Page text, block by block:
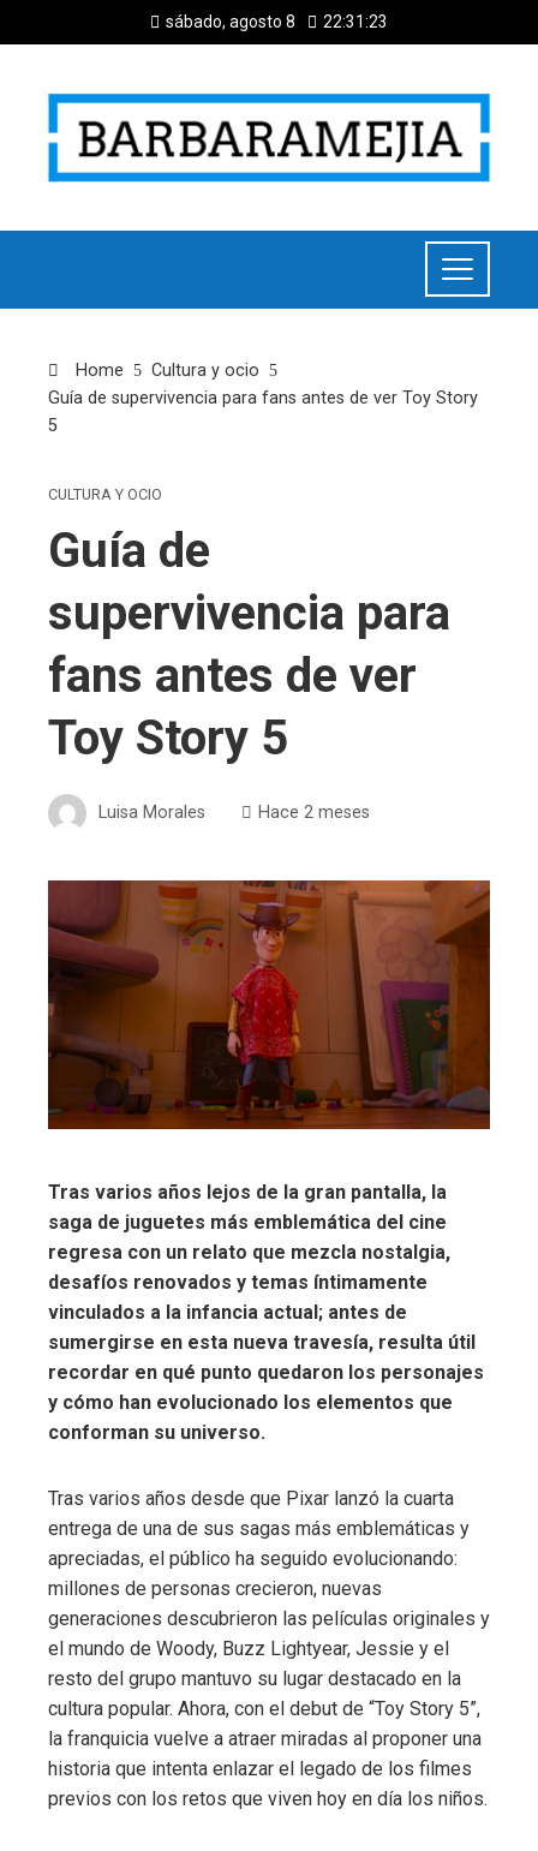
sábado, agosto 8 22:31:24
Home
Cultura y ocio
Guía de supervivencia para fans antes de ver Toy Story
5
CULTURA Y OCIO
Guía de
supervivencia para
fans antes de ver
Toy Story 5
Luisa Morales Hace 2 meses
Tras varios años lejos de la gran pantalla, la
saga de juguetes más emblemática del cine
regresa con un relato que mezcla nostalgia,
desafíos renovados y temas íntimamente
vinculados a la infancia actual; antes de
sumergirse en esta nueva travesía, resulta útil
recordar en qué punto quedaron los personajes
y cómo han evolucionado los elementos que
conforman su universo.
Tras varios años desde que Pixar lanzó la cuarta
entrega de una de sus sagas más emblemáticas y
apreciadas, el público ha seguido evolucionando:
millones de personas crecieron, nuevas
generaciones descubrieron las películas originales y
el mundo de Woody, Buzz Lightyear, Jessie y el
resto del grupo mantuvo su lugar destacado en la
cultura popular. Ahora, con el debut de “Toy Story 5”,
la franquicia vuelve a atraer miradas al proponer una
historia que intenta enlazar el legado de los filmes
previos con los retos que viven hoy en día los niños.